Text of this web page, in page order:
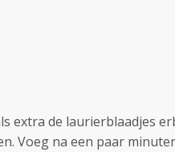
extra de laurierblaadjes
Voeg na een paar